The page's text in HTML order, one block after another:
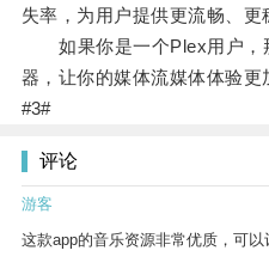
失率，为用户提供更流畅、更
如果你是一个Plex用户，
器，让你的媒体流媒体体验更
#3#
评论
游客
这款app的音乐资源非常优质，可以